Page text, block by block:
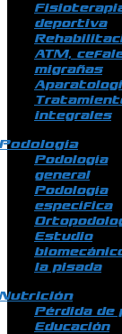
deportiva
ATM,
migrañas
integrales
Podología
general
Podología
específica
Estudio
la pisada
Pérdida de
Educación